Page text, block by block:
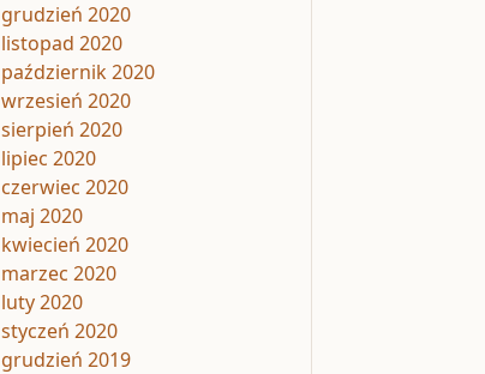
grudzień 2020
listopad 2020
październik 2020
wrzesień 2020
sierpień 2020
lipiec 2020
czerwiec 2020
maj 2020
kwiecień 2020
marzec 2020
luty 2020
styczeń 2020
grudzień 2019